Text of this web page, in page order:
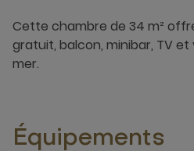
Cette chambre de 34 m²
gratuit, balcon, minibar, TV
mer.
Équipements